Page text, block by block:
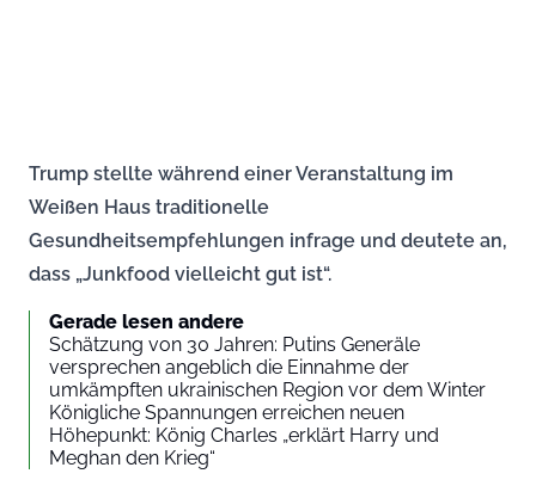
Trump stellte während einer Veranstaltung im
Weißen Haus traditionelle
Gesundheitsempfehlungen infrage und deutete an,
dass „Junkfood vielleicht gut ist“.
Gerade lesen andere
Schätzung von 30 Jahren: Putins Generäle
versprechen angeblich die Einnahme der
umkämpften ukrainischen Region vor dem Winter
Königliche Spannungen erreichen neuen
Höhepunkt: König Charles „erklärt Harry und
Meghan den Krieg“